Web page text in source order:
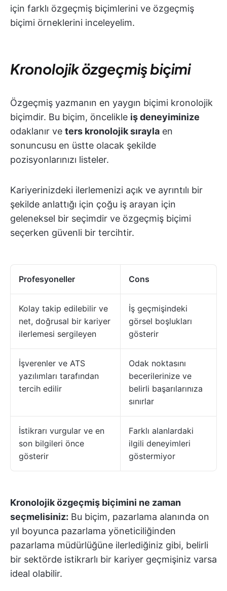
için farklı özgeçmiş biçimlerini ve özgeçmiş
biçimi örneklerini inceleyelim.
Kronolojik özgeçmiş biçimi
Özgeçmiş yazmanın en yaygın biçimi kronolojik
biçimdir. Bu biçim, öncelikle iş deneyiminize
odaklanır ve ters kronolojik sırayla en
sonuncusu en üstte olacak şekilde
pozisyonlarınızı listeler.
Kariyerinizdeki ilerlemenizi açık ve ayrıntılı bir
şekilde anlattığı için çoğu iş arayan için
geleneksel bir seçimdir ve özgeçmiş biçimi
seçerken güvenli bir tercihtir.
Profesyoneller Cons
Kolay takip edilebilir ve
net, doğrusal bir kariyer
ilerlemesi sergileyen
İş geçmişindeki
görsel boşlukları
gösterir
İşverenler ve ATS
yazılımları tarafından
tercih edilir
Odak noktasını
becerilerinize ve
belirli başarılarınıza
sınırlar
İstikrarı vurgular ve en
son bilgileri önce
gösterir
Farklı alanlardaki
ilgili deneyimleri
göstermiyor
Kronolojik özgeçmiş biçimini ne zaman
seçmelisiniz: Bu biçim, pazarlama alanında on
yıl boyunca pazarlama yöneticiliğinden
pazarlama müdürlüğüne ilerlediğiniz gibi, belirli
bir sektörde istikrarlı bir kariyer geçmişiniz varsa
ideal olabilir.